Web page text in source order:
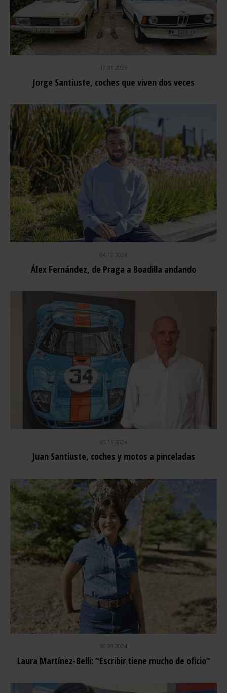
13.01.2025
Jorge Santiuste, coches que viven dos veces
04.12.2024
Álex Fernández, de Praga a Boadilla andando
05.11.2024
Juan Santiuste, coches y motos a pinceladas
30.09.2024
Laura Martínez-Belli: “Escribir tiene mucho de oficio”